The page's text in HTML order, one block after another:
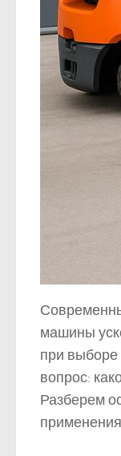
машины
при выборе
вопрос:
Разберем